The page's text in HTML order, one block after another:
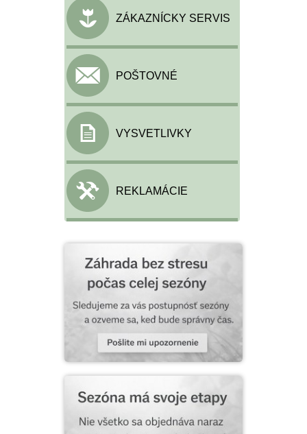
ZÁKAZNÍCKY SERVIS
POŠTOVNÉ
VYSVETLIVKY
REKLAMÁCIE